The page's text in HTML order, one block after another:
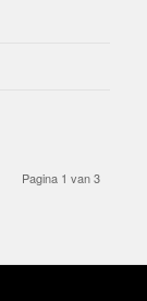
Pagina 1 van 3